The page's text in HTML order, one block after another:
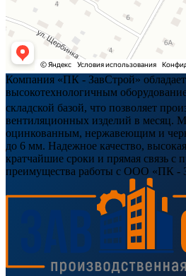
Компания «ПК - ЗавСтрой»
высокотехнологичным
складской базой, что позволяет
вентиляционных изделий в месяц.
оцинкованным, нержавеющим и
до 6 мм. Надежное качество,
кратчайшие сроки и прямая связь с
преимущества работы с ООО «ПК -